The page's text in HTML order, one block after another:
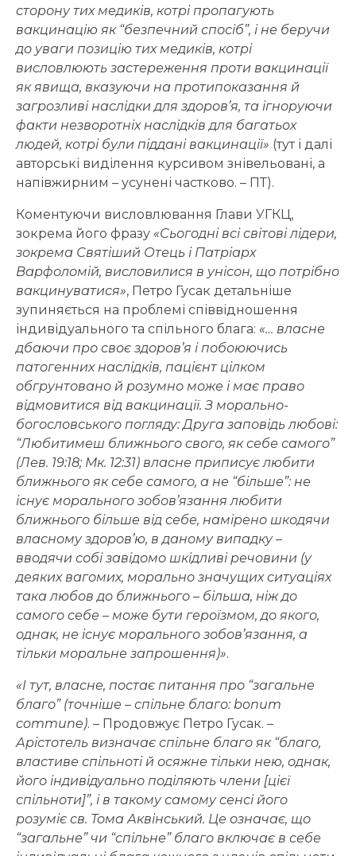
сторону тих медиків, котрі пропагують
вакцинацію як “безпечний спосіб”, і не беручи
до уваги позицію тих медиків, котрі
висловлюють застереження проти вакцинації
як явища, вказуючи на протипоказання й
загрозливі наслідки для здоров’я, та ігноруючи
факти незворотніх наслідків для багатьох
людей, котрі були піддані вакцинації» (тут і далі
авторські виділення курсивом знівельовані, а
напівжирним – усунені частково. – ПТ).
Коментуючи висловлювання Глави УГКЦ,
зокрема його фразу «Сьогодні всі світові лідери,
зокрема Святіший Отець і Патріарх
Варфоломій, висловилися в унісон, що потрібно
вакцинуватися», Петро Гусак детальніше
зупиняється на проблемі співвідношення
індивідуального та спільного блага: «… власне
дбаючи про своє здоров’я і побоюючись
патогенних наслідків, пацієнт цілком
обгрунтовано й розумно може і має право
відмовитися від вакцинації. З морально-
богословського погляду: Друга заповідь любові:
“Любитимеш ближнього свого, як себе самого”
(Лев. 19:18; Мк. 12:31) власне приписує любити
ближнього як себе самого, а не “більше”: не
існує морального зобов’язання любити
ближнього більше від себе, намірено шкодячи
власному здоров’ю, в даному випадку –
вводячи собі завідомо шкідливі речовини (у
деяких вагомих, морально значущих ситуаціях
така любов до ближнього – більша, ніж до
самого себе – може бути героїзмом, до якого,
однак, не існує морального зобов’язання, а
тільки моральне запрошення)».
«І тут, власне, постає питання про “загальне
благо” (точніше – спільне благо: bonum
commune). – Продовжує Петро Гусак. –
Арістотель визначає спільне благо як “благо,
властиве спільноті й осяжне тільки нею, однак,
його індивідуально поділяють члени [цієї
спільноти]”, і в такому самому сенсі його
розуміє св. Тома Аквінський. Це означає, що
“загальне” чи “спільне” благо включає в себе